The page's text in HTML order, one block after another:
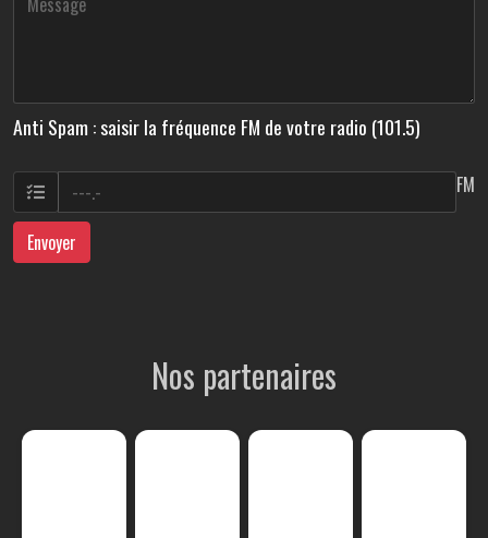
Anti Spam : saisir la fréquence FM de votre radio (101.5)
FM
Envoyer
Nos partenaires